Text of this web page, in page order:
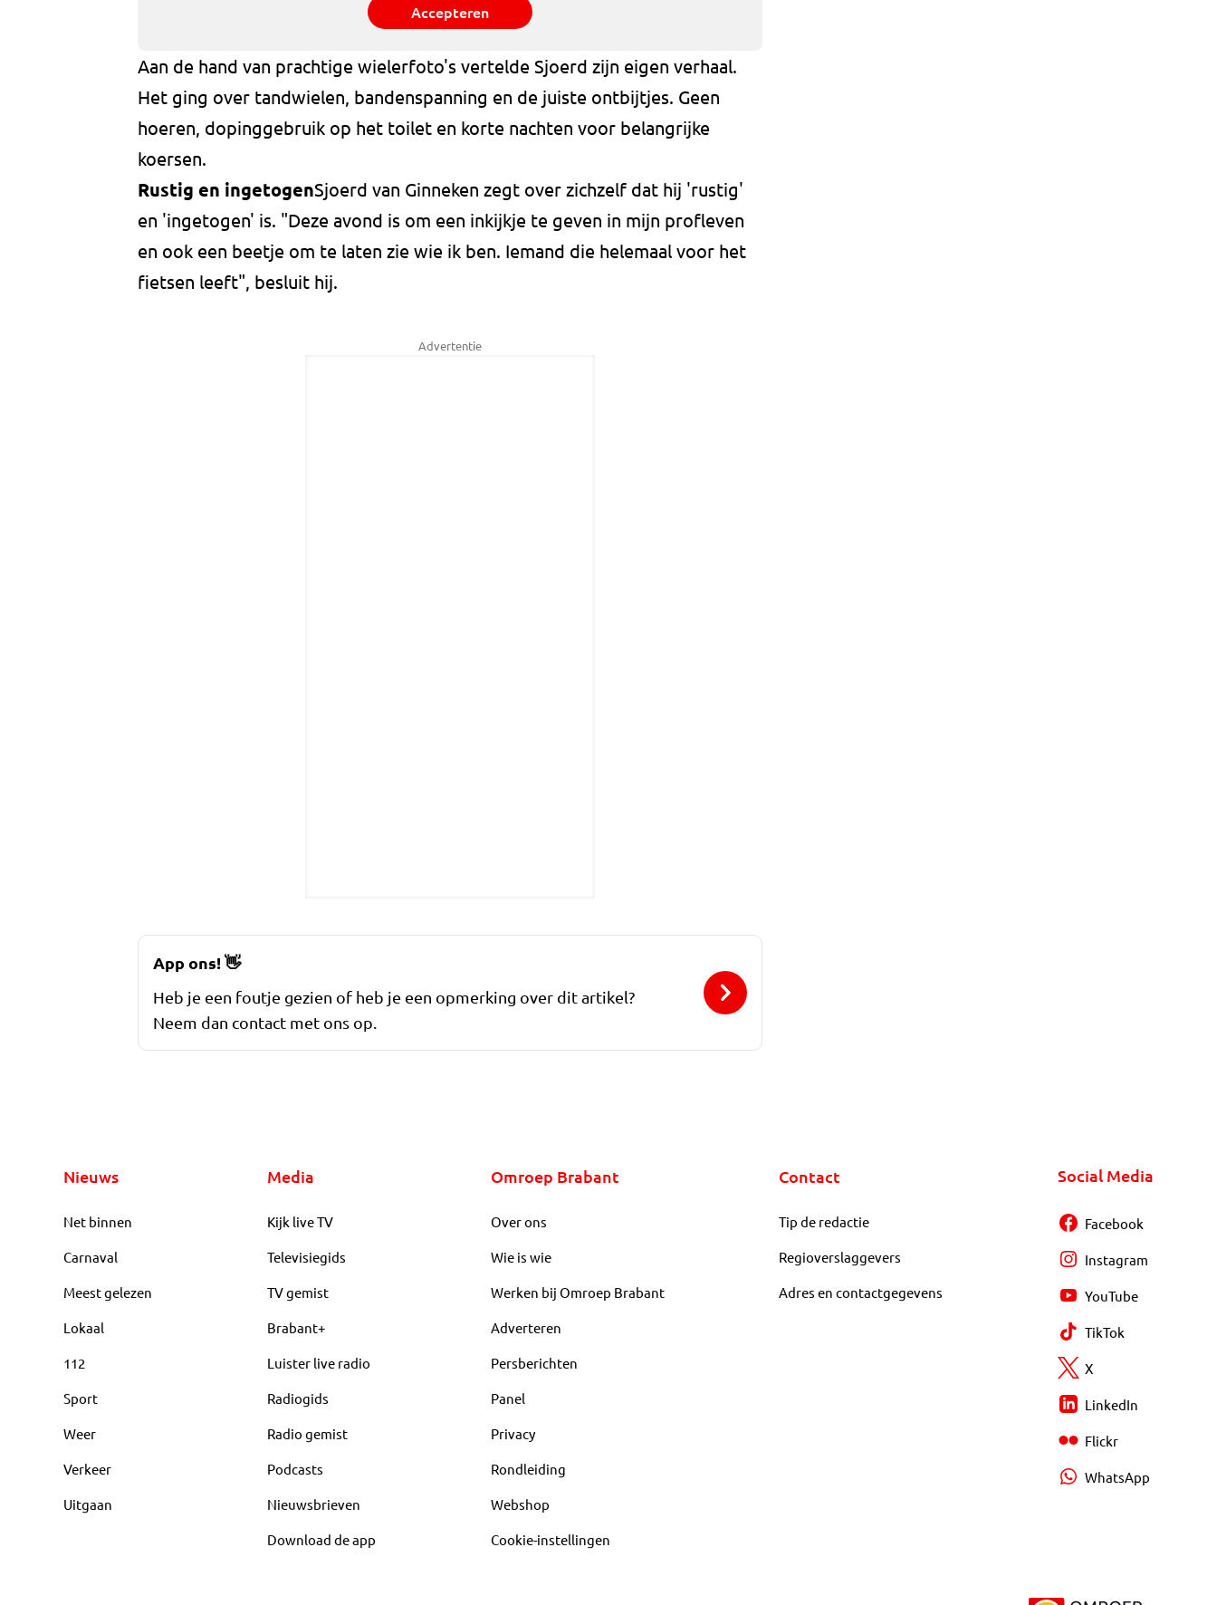
Accepteren
Aan de hand van prachtige wielerfoto's vertelde Sjoerd zijn eigen verhaal.
Het ging over tandwielen, bandenspanning en de juiste ontbijtjes. Geen
hoeren, dopinggebruik op het toilet en korte nachten voor belangrijke
koersen.
Rustig en ingetogenSjoerd van Ginneken zegt over zichzelf dat hij 'rustig'
en 'ingetogen' is. "Deze avond is om een inkijkje te geven in mijn profleven
en ook een beetje om te laten zie wie ik ben. Iemand die helemaal voor het
fietsen leeft", besluit hij.
Advertentie
App ons!👋
Heb je een foutje gezien of heb je een opmerking over dit artikel?
Neem dan contact met ons op.
Nieuws
Net binnen
Carnaval
Meest gelezen
Lokaal
112
Sport
Weer
Verkeer
Uitgaan
Media
Kijk live TV
Televisiegids
TV gemist
Brabant+
Luister live radio
Radiogids
Radio gemist
Podcasts
Nieuwsbrieven
Download de app
Omroep Brabant
Over ons
Wie is wie
Werken bij Omroep Brabant
Adverteren
Persberichten
Panel
Privacy
Rondleiding
Webshop
Cookie-instellingen
Contact
Tip de redactie
Regioverslaggevers
Adres en contactgegevens
Social Media
Facebook
Instagram
YouTube
TikTok
X
LinkedIn
Flickr
WhatsApp